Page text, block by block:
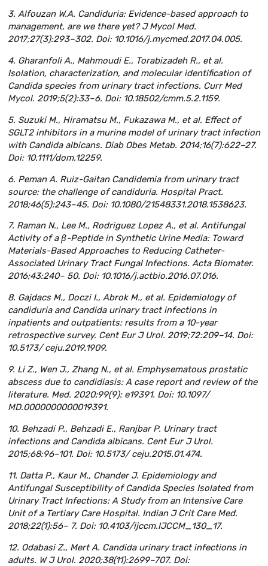
3. Alfouzan W.A. Candiduria: Evidence-based approach to
management, are we there yet? J Mycol Med.
2017;27(3):293–302. Doi: 10.1016/j.mycmed.2017.04.005.
4. Gharanfoli A., Mahmoudi E., Torabizadeh R., et al.
Isolation, characterization, and molecular identification of
Candida species from urinary tract infections. Curr Med
Mycol. 2019;5(2):33–6. Doi: 10.18502/cmm.5.2.1159.
5. Suzuki M., Hiramatsu M., Fukazawa M., et al. Effect of
SGLT2 inhibitors in a murine model of urinary tract infection
with Candida albicans. Diab Obes Metab. 2014;16(7):622–27.
Doi: 10.1111/dom.12259.
6. Peman A. Ruiz-Gaitan Candidemia from urinary tract
source: the challenge of candiduria. Hospital Pract.
2018;46(5):243–45. Doi: 10.1080/21548331.2018.1538623.
7. Raman N., Lee M., Rodriguez Lopez A., et al. Antifungal
Activity of a β-Peptide in Synthetic Urine Media: Toward
Materials-Based Approaches to Reducing Catheter-
Associated Urinary Tract Fungal Infections. Acta Biomater.
2016;43:240– 50. Doi: 10.1016/j.actbio.2016.07.016.
8. Gajdacs M., Doczi I., Abrok M., et al. Epidemiology of
candiduria and Candida urinary tract infections in
inpatients and outpatients: results from a 10-year
retrospective survey. Cent Eur J Urol. 2019;72:209–14. Doi:
10.5173/ ceju.2019.1909.
9. Li Z., Wen J., Zhang N., et al. Emphysematous prostatic
abscess due to candidiasis: A case report and review of the
literature. Med. 2020;99(9): e19391. Doi: 10.1097/
MD.0000000000019391.
10. Behzadi P., Behzadi E., Ranjbar P. Urinary tract
infections and Candida albicans. Cent Eur J Urol.
2015;68:96–101. Doi: 10.5173/ ceju.2015.01.474.
11. Datta P., Kaur M., Chander J. Epidemiology and
Antifungal Susceptibility of Candida Species Isolated from
Urinary Tract Infections: A Study from an Intensive Care
Unit of a Tertiary Care Hospital. Indian J Crit Care Med.
2018;22(1):56– 7. Doi: 10.4103/ijccm.IJCCM_130_17.
12. Odabasi Z., Mert A. Candida urinary tract infections in
adults. W J Urol. 2020;38(11):2699–707. Doi: